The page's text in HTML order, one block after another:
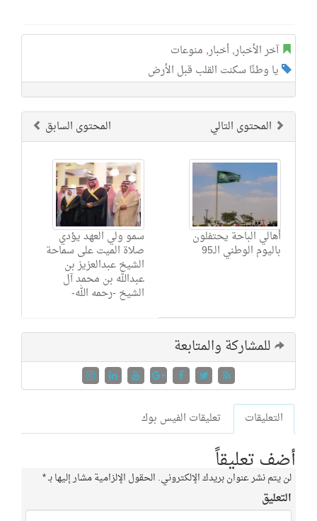
آخر الأخبار,أخبار, منوعات
يا وطنًا سكنت القلب قبل الأرض
المحتوى السابق المحتوى التالي
سمو ولي العهد يؤدي
صلاة الميت على سماحة
الشيخ عبدالعزيز بن
عبدالله بن محمد آل
الشيخ -رحمه الله-
أهالي الباحة يحتفلون
باليوم الوطني الـ95
للمشاركة والمتابعة
التعليقات تعليقات الفيس بوك
أضف تعليقاً
لن يتم نشر عنوان بريدك الإلكتروني. الحقول الإلزامية مشار إليها بـ*
التعليق